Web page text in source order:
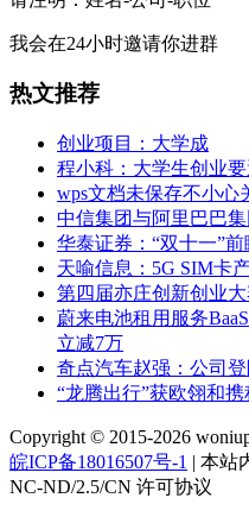
我会在24小时邀请你进群
热文推荐
创业项目：大学成
程小科：大学生创业
wps文档未保存不小心
中信集团与阿里巴巴
华泰证券：“双十一”
天喻信息：5G SIM卡
第四届亦庄创新创业
蔚来电池租用服务
立减7万
奇点汽车赵强：公司
“龙腾出行”获欧翎和
Copyright © 2015-2026
皖ICP备18016507号-1 | 本站
NC-ND/2.5/CN 许可协议